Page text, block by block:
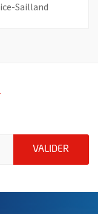
Sailland
VALIDER